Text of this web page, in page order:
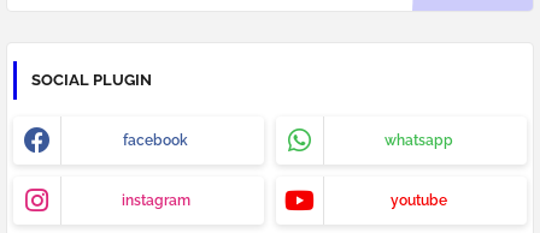
SOCIAL PLUGIN
facebook whatsapp
instagram youtube